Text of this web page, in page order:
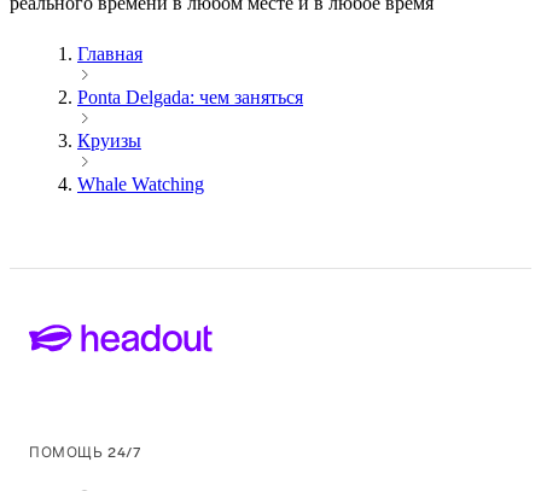
Главная
Ponta Delgada: чем заняться
Круизы
Whale Watching
ПОМОЩЬ 24/7